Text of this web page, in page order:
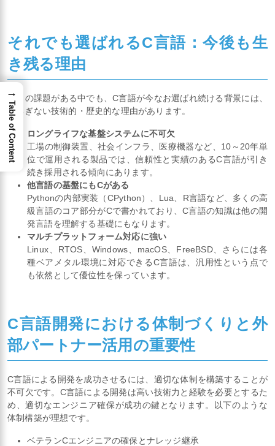
それでも選ばれるC言語：今後も生
き残る理由
多くの課題がある中でも、C言語が今なお選ばれ続ける背景には、
揺るぎない技術的・歴史的な理由があります。
ロングライフな基盤システムに不可欠
工場の制御装置、社会インフラ、医療機器など、10～20年単
位で運用される製品では、信頼性と実績のあるC言語が引き
続き採用される傾向にあります。
他言語の基盤にもCがある
Pythonの内部実装（CPython）、Lua、R言語など、多くの高
級言語のコア部分がCで書かれており、C言語の知識は他の開
発言語を理解する基礎にもなります。
マルチプラットフォーム対応に強い
Linux、RTOS、Windows、macOS、FreeBSD、さらには各
種ベアメタル環境に対応できるC言語は、汎用性という点で
も依然として優位性を保っています。
C言語開発における体制づくりと外
部パートナー活用の重要性
C言語による開発を成功させるには、適切な体制を構築することが
不可欠です。C言語による開発は高い技術力と経験を必要とするた
め、適切なエンジニア確保が成功の鍵となります。以下のような
体制構築が理想です。
ベテランCエンジニアの確保とナレッジ継承
→
Table of Content